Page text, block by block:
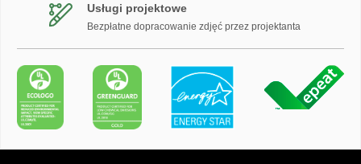
Usługi projektowe
Bezpłatne dopracowanie zdjęć przez projektanta